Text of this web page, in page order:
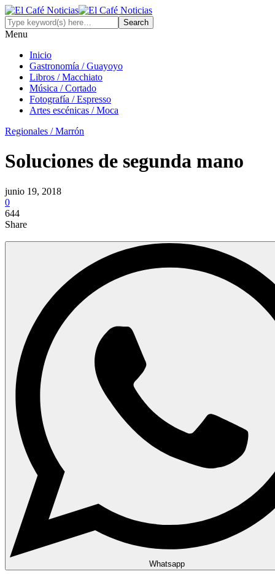
Menu
Inicio
Gastronomía / Guayoyo
Libros / Macchiato
Música / Cortado
Fotografía / Espresso
Artes escénicas / Moca
Regionales / Marrón
Soluciones de segunda mano
junio 19, 2018
0
644
Share
Whatsapp